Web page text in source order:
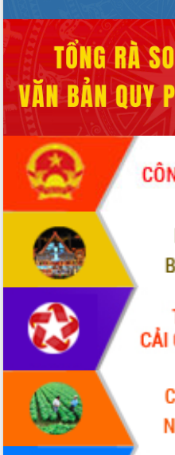
hoạch tỉnh thời kỳ 2021-2030
Hội thảo góp ý hồ sơ điều chỉnh quy
hoạch tỉnh Đắk Lắk thời kỳ 2021-2030,
tầm nhìn đến năm 2050
Nâng cao hiệu quả hoạt động của các
doanh nghiệp nhà nước
Hội nghị triển khai kết nối mạng
truyền số liệu chuyên dùng phục vụ cơ
quan Đảng, Nhà nước
Lễ phát động chuỗi hoạt động chung
tay làm sạch môi trường
Xã Ea Kar bước chuyển mình trong
công tác cải cách hành chính mô hình
UBND tỉnh họp báo định kỳ tháng 4
năm 2026
Hội thảo khoa học “Giải pháp thúc đẩy
phát triển nền kinh tế xanh tại tỉnh
Đắk Lắk”
Tăng cường giám sát, đôn đốc thực
hiện nhiệm vụ quản lý tài sản công
hàng tuần
Tháo gỡ những vướng mắc, đẩy mạnh
công tác cải cách thủ tục hành chính
tại Trung tâm Phục vụ hành chính